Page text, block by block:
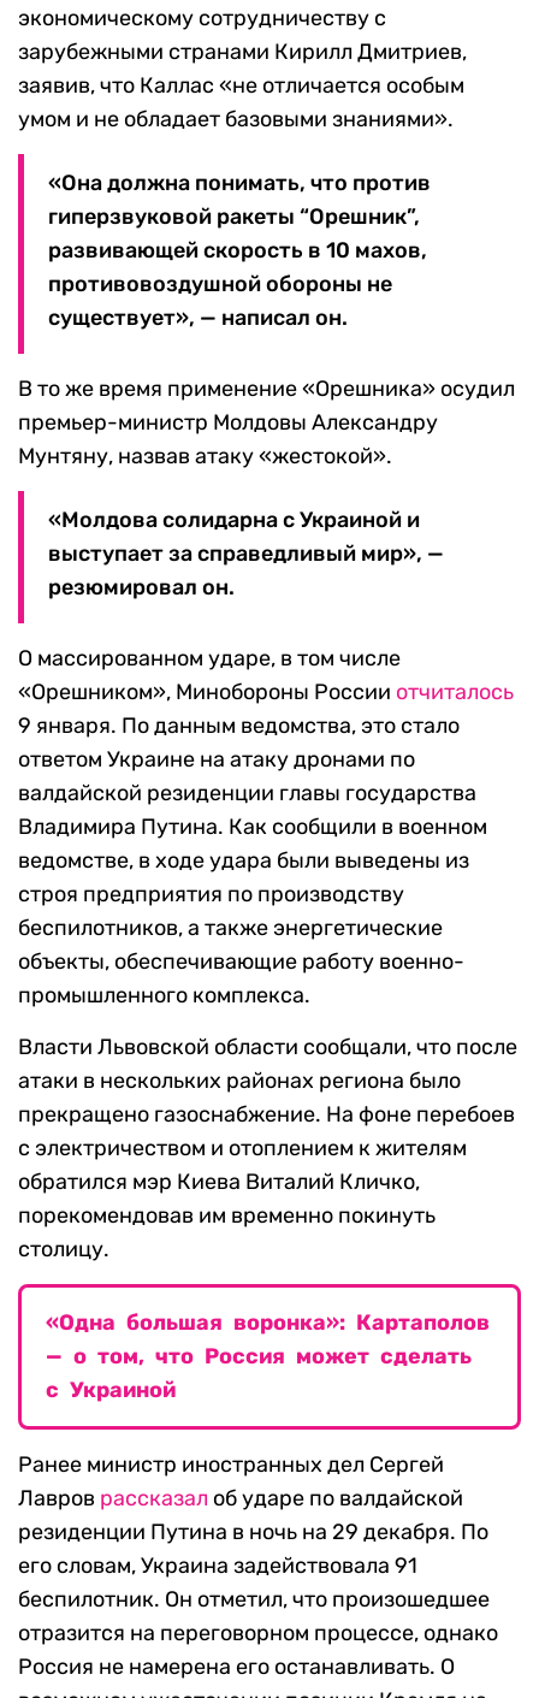
экономическому сотрудничеству с
зарубежными странами Кирилл Дмитриев,
заявив, что Каллас «не отличается особым
умом и не обладает базовыми знаниями».
«Она должна понимать, что против
гиперзвуковой ракеты “Орешник”,
развивающей скорость в 10 махов,
противовоздушной обороны не
существует», — написал он.
В то же время применение «Орешника» осудил
премьер-министр Молдовы Александру
Мунтяну, назвав атаку «жестокой».
«Молдова солидарна с Украиной и
выступает за справедливый мир», —
резюмировал он.
О массированном ударе, в том числе
«Орешником», Минобороны России отчиталось
9 января. По данным ведомства, это стало
ответом Украине на атаку дронами по
валдайской резиденции главы государства
Владимира Путина. Как сообщили в военном
ведомстве, в ходе удара были выведены из
строя предприятия по производству
беспилотников, а также энергетические
объекты, обеспечивающие работу военно-
промышленного комплекса.
Власти Львовской области сообщали, что после
атаки в нескольких районах региона было
прекращено газоснабжение. На фоне перебоев
с электричеством и отоплением к жителям
обратился мэр Киева Виталий Кличко,
порекомендовав им временно покинуть
столицу.
«Одна большая воронка»: Картаполов
— о том, что Россия может сделать
с Украиной
Ранее министр иностранных дел Сергей
Лавров рассказал об ударе по валдайской
резиденции Путина в ночь на 29 декабря. По
его словам, Украина задействовала 91
беспилотник. Он отметил, что произошедшее
отразится на переговорном процессе, однако
Россия не намерена его останавливать. О